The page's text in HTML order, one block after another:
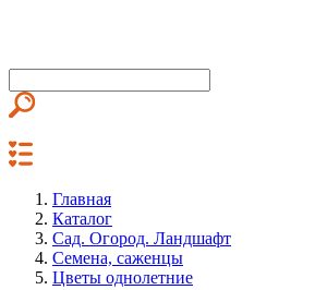
Главная
Каталог
Сад. Огород. Ландшафт
Семена, саженцы
Цветы однолетние